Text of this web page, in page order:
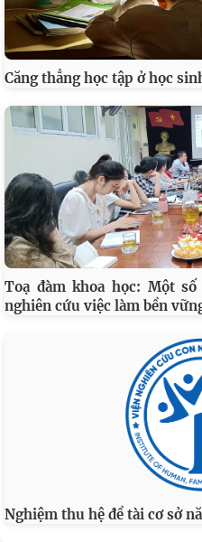
Căng thẳng học tập ở học
Toạ đàm khoa học: Một
nghiên cứu việc làm bền
Nghiệm thu hệ đề tài cơ sở